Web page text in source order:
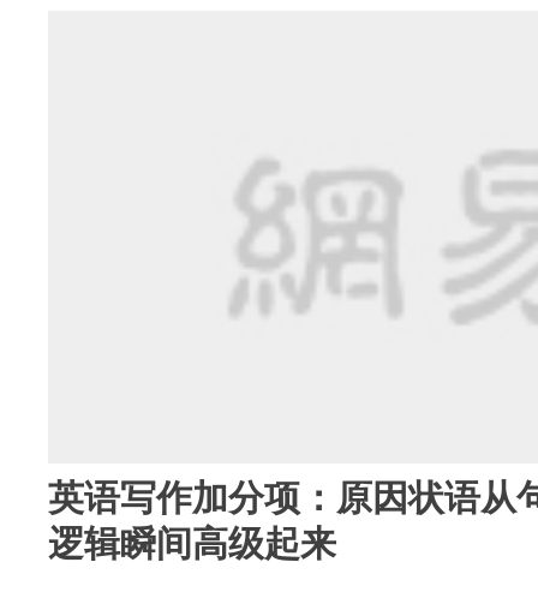
英语写作加分项：原因状语从
逻辑瞬间高级起来